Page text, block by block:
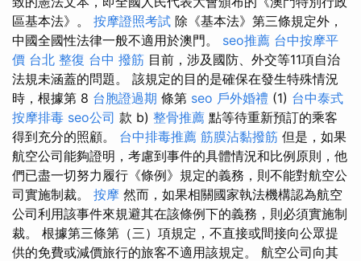
區基本法》。 按摩證照考試 除《基本法》第三條規定外，
中國全國性法律一般不適用於澳門。 seo推薦 台中按摩平
價 台北 整復 台中 撥筋 目前，涉及國防、外交等11項自治
法規未涵蓋的問題。 該規定的目的是確保在發生特殊情況
時，根據第 8 台胞證過期 條第 seo 戶外婚禮 (1) 台中泰式
按摩排毒 seo公司 款 b) 整骨推薦 點等待重新預訂的乘客
得到充分的照顧。 台中排毒推薦 筋膜沾黏撥筋 但是，如果
航空公司能夠證明，考慮到事件的具體情況和比例原則，他
們已盡一切努力履行《條例》規定的義務，則不能對航空公
司實施制裁。 按摩 然而，如果相關國家執法機構認為航空
公司利用該事件來規避其在該條例下的義務，則必須實施制
裁。 根據第三條第（三）項規定，不直接或間接向公眾提
供的免費或減價旅行的旅客不適用該規定。 航空公司向其